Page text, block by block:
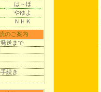
は～ほ
やゆよ
ＮＨＫ
のご案内
送まで
続き